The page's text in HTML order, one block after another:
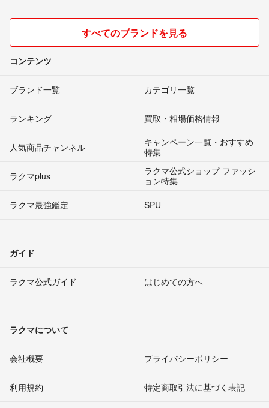
すべてのブランドを見る
コンテンツ
ブランド一覧 カテゴリ一覧
ランキング 買取・相場価格情報
人気商品チャンネル
キャンペーン一覧・おすすめ
特集
ラクマplus
ラクマ公式ショップ ファッシ
ョン特集
ラクマ最強鑑定
SPU
ガイド
ラクマ公式ガイド はじめての方へ
ラクマについて
会社概要 プライバシーポリシー
利用規約 特定商取引法に基づく表記